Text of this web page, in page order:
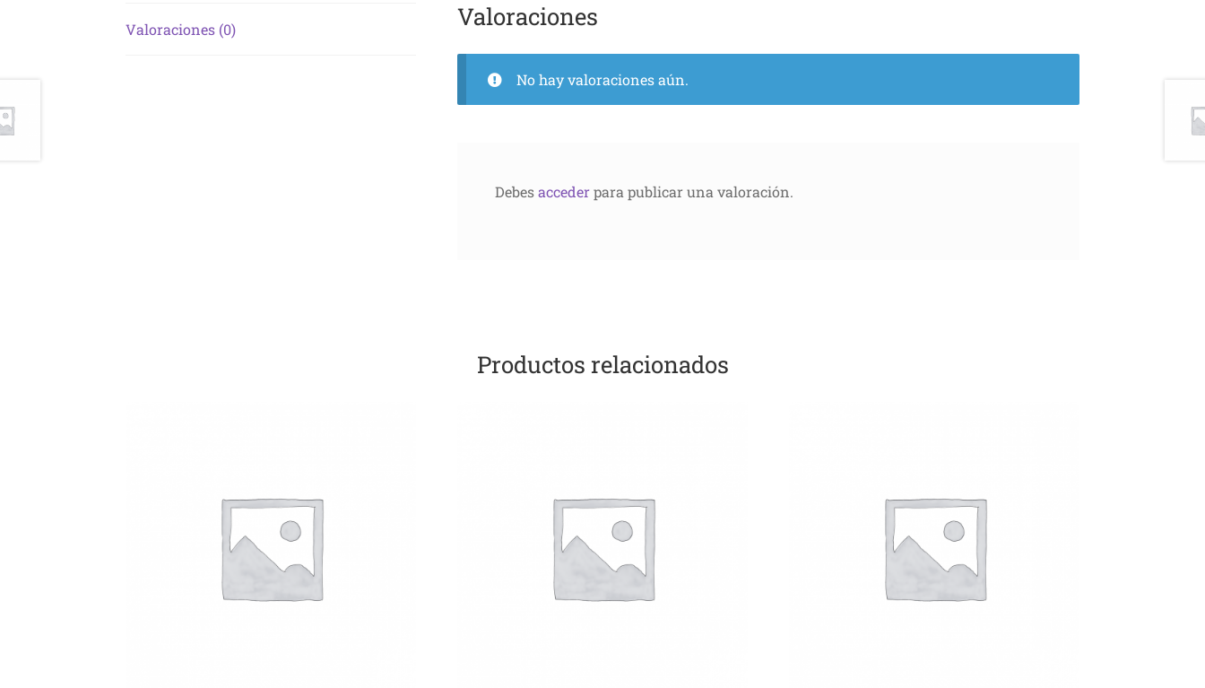
Valoraciones (0) Valoraciones
No hay valoraciones aún.
Debesaccederpara publicar una valoración.
Productos relacionados